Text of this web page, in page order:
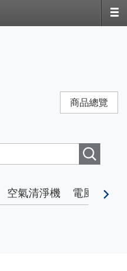
商品總覽
空氣清淨機 電風扇